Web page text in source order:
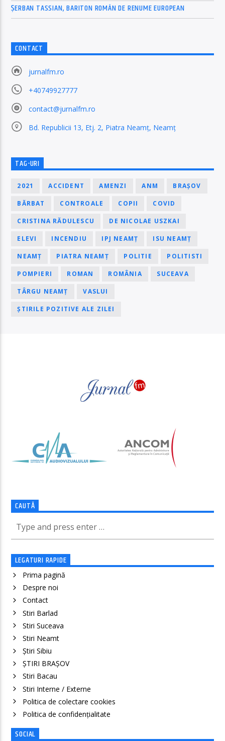
ȘERBAN TASSIAN, BARITON ROMÂN DE RENUME EUROPEAN
CONTACT
jurnalfm.ro
+40749927777
contact@jurnalfm.ro
Bd. Republicii 13, Etj. 2, Piatra Neamț, Neamț
TAG-URI
2021 ACCIDENT AMENZI ANM BRAȘOV
BĂRBAT CONTROALE COPII COVID
CRISTINA RĂDULESCU DE NICOLAE USZKAI
ELEVI INCENDIU IPJ NEAMȚ ISU NEAMȚ
NEAMȚ PIATRA NEAMȚ POLITIE POLITISTI
POMPIERI ROMAN ROMÂNIA SUCEAVA
TÂRGU NEAMȚ VASLUI
ȘTIRILE POZITIVE ALE ZILEI
CAUTĂ
LEGATURI RAPIDE
Prima pagină
Despre noi
Contact
Stiri Barlad
Stiri Suceava
Stiri Neamt
Știri Sibiu
ȘTIRI BRAȘOV
Stiri Bacau
Stiri Interne / Externe
Politica de colectare cookies
Politica de confidenţialitate
SOCIAL